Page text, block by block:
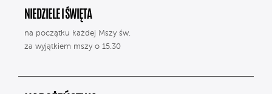
NIEDZIELE I ŚWIĘTA
na początku każdej Mszy św.
za wyjątkiem mszy o 15.30